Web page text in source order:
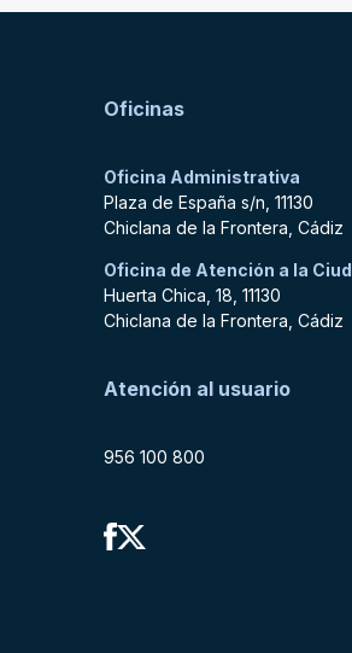
Oficinas
Oficina Administrativa
Plaza de España s/n, 11130
Chiclana de la Frontera, Cádiz
Oficina de Atención a la
Huerta Chica, 18, 11130
Chiclana de la Frontera, Cádiz
Atención al usuario
956 100 800